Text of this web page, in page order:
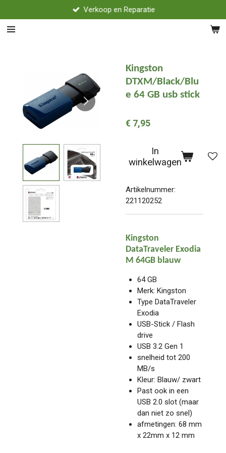
direct
naar
Verkoop en Reparatie
Kingston
DTXM/Black/Blu
e 64 GB usb stick
€ 7,95
In
winkelwagen
Artikelnummer:
221120252
Kingston
DataTraveler Exodia
M 64GB blauw
64 GB
Merk: Kingston
Type DataTraveler
Exodia
USB-Stick / Flash
drive
USB 3.2 Gen 1
snelheid tot 200
MB/s
Kleur: Blauw/ zwart
Past ook in een
USB 2.0 slot (maar
dan niet zo snel)
afmetingen: 68 mm
x 22mm x 12 mm